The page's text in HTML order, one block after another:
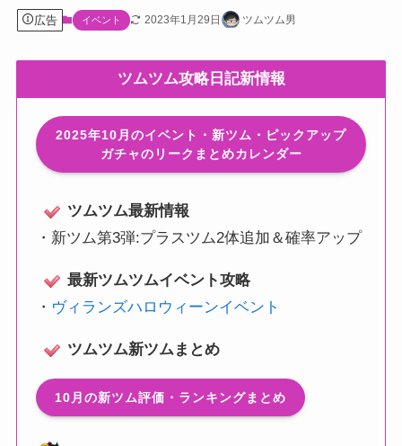
広告 イベント 2023年1月29日 ツムツム男
ツムツム攻略日記新情報
2025年10月のイベント・新ツム・ピックアップ
ガチャのリークまとめカレンダー
ツムツム最新情報
・ 新ツム第3弾:プラスツム2体追加＆確率アップ
最新ツムツムイベント攻略
・ ヴィランズハロウィーンイベント
ツムツム新ツムまとめ
10月の新ツム評価・ランキングまとめ